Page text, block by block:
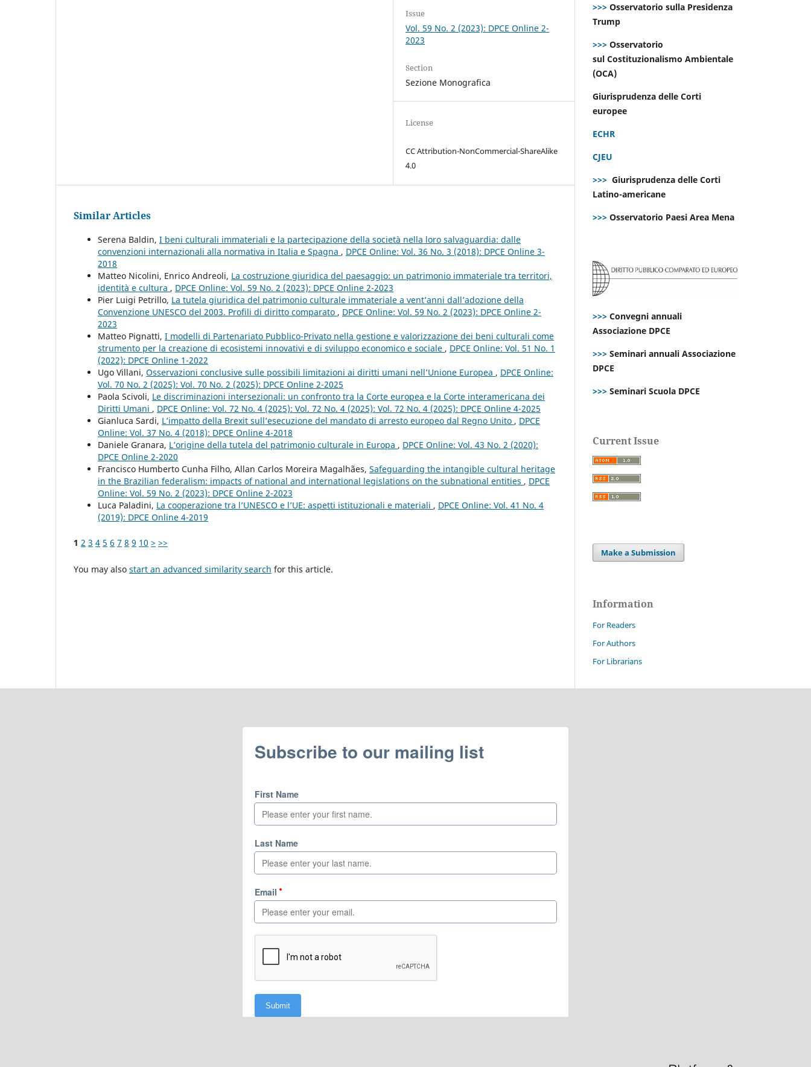
Issue
Vol. 59 No. 2 (2023): DPCE Online 2-
2023
Section
Sezione Monografica
License
CC Attribution-NonCommercial-ShareAlike
4.0
Similar Articles
Serena Baldin, I beni culturali immateriali e la partecipazione della società nella loro salvaguardia: dalle
convenzioni internazionali alla normativa in Italia e Spagna , DPCE Online: Vol. 36 No. 3 (2018): DPCE Online 3-
2018
Matteo Nicolini, Enrico Andreoli, La costruzione giuridica del paesaggio: un patrimonio immateriale tra territori,
identità e cultura , DPCE Online: Vol. 59 No. 2 (2023): DPCE Online 2-2023
Pier Luigi Petrillo, La tutela giuridica del patrimonio culturale immateriale a vent’anni dall’adozione della
Convenzione UNESCO del 2003. Profili di diritto comparato , DPCE Online: Vol. 59 No. 2 (2023): DPCE Online 2-
2023
Matteo Pignatti, I modelli di Partenariato Pubblico-Privato nella gestione e valorizzazione dei beni culturali come
strumento per la creazione di ecosistemi innovativi e di sviluppo economico e sociale , DPCE Online: Vol. 51 No. 1
(2022): DPCE Online 1-2022
Ugo Villani, Osservazioni conclusive sulle possibili limitazioni ai diritti umani nell’Unione Europea , DPCE Online:
Vol. 70 No. 2 (2025): Vol. 70 No. 2 (2025): DPCE Online 2-2025
Paola Scivoli, Le discriminazioni intersezionali: un confronto tra la Corte europea e la Corte interamericana dei
Diritti Umani , DPCE Online: Vol. 72 No. 4 (2025): Vol. 72 No. 4 (2025): Vol. 72 No. 4 (2025): DPCE Online 4-2025
Gianluca Sardi, L’impatto della Brexit sull’esecuzione del mandato di arresto europeo dal Regno Unito , DPCE
Online: Vol. 37 No. 4 (2018): DPCE Online 4-2018
Daniele Granara, L’origine della tutela del patrimonio culturale in Europa , DPCE Online: Vol. 43 No. 2 (2020):
DPCE Online 2-2020
Francisco Humberto Cunha Filho, Allan Carlos Moreira Magalhães, Safeguarding the intangible cultural heritage
in the Brazilian federalism: impacts of national and international legislations on the subnational entities , DPCE
Online: Vol. 59 No. 2 (2023): DPCE Online 2-2023
Luca Paladini, La cooperazione tra l’UNESCO e l’UE: aspetti istituzionali e materiali , DPCE Online: Vol. 41 No. 4
(2019): DPCE Online 4-2019
1 2 3 4 5 6 7 8 9 10 > >>
You may also start an advanced similarity search for this article.
>>> Osservatorio sulla Presidenza
Trump
>>> Osservatorio
sul Costituzionalismo Ambientale
(OCA)
Giurisprudenza delle Corti
europee
ECHR
CJEU
>>> Giurisprudenza delle Corti
Latino-americane
>>> Osservatorio Paesi Area Mena
>>> Convegni annuali
Associazione DPCE
>>> Seminari annuali Associazione
DPCE
>>> Seminari Scuola DPCE
Current Issue
Make a Submission
Information
For Readers
For Authors
For Librarians